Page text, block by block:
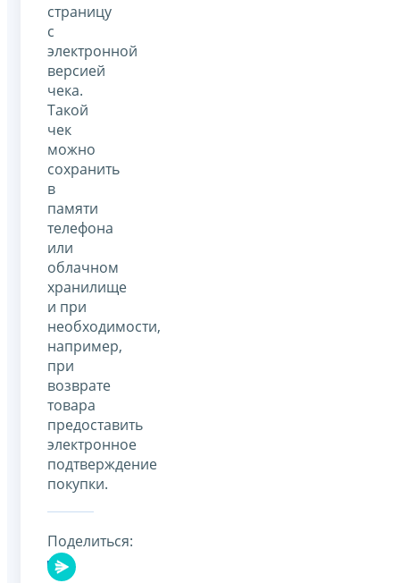
страницу
с
электронной
версией
чека.
Такой
чек
можно
сохранить
в
памяти
телефона
или
облачном
хранилище
и при
необходимости,
например,
при
возврате
товара
предоставить
электронное
подтверждение
покупки.
Поделиться: